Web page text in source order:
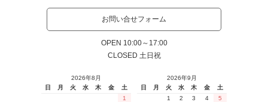
お問い合せフォーム
OPEN 10:00～17:00
CLOSED 土日祝
2026年8月
日
月 火 水 木 金
土
1
2026年9月
日
月 火 水 木 金
土
1
2 3 4
5